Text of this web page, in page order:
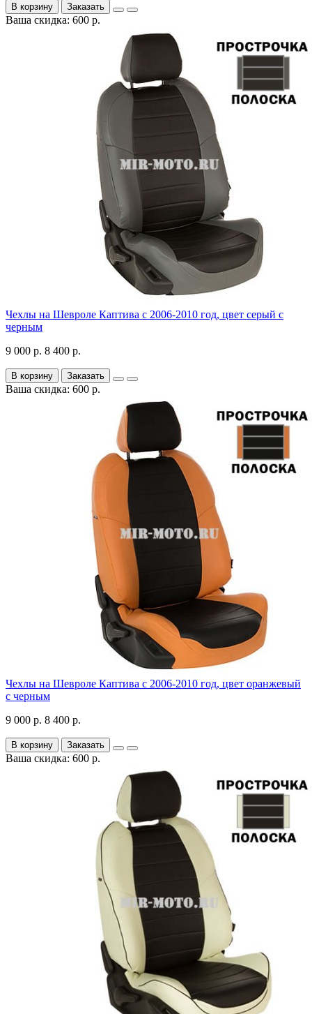
В корзину Заказать
Ваша скидка: 600 р.
Чехлы на Шевроле Каптива с 2006-2010 год, цвет серый с
черным
9 000 р. 8 400 р.
В корзину Заказать
Ваша скидка: 600 р.
Чехлы на Шевроле Каптива с 2006-2010 год, цвет оранжевый
с черным
9 000 р. 8 400 р.
В корзину Заказать
Ваша скидка: 600 р.